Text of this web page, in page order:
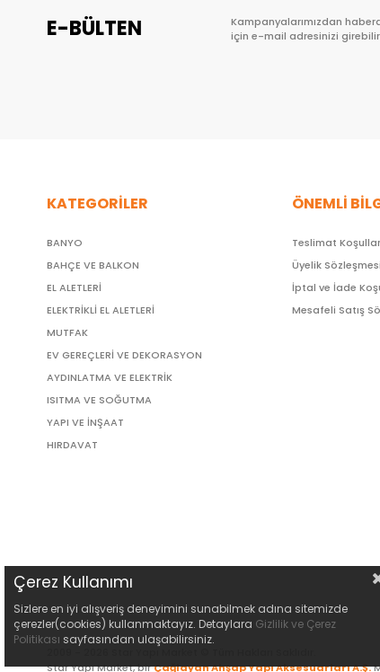
E-BÜLTEN
Kampanyalarımızdan
için e-mail adresinizi
KATEGORİLER
BANYO
BAHÇE VE BALKON
EL ALETLERİ
ELEKTRİKLİ EL ALETLERİ
MUTFAK
EV GEREÇLERİ VE DEKORASYON
AYDINLATMA VE ELEKTRİK
ISITMA VE SOĞUTMA
YAPI VE İNŞAAT
HIRDAVAT
ÖNEMLİ
Teslimat
Üyelik Sözleşmesi
İptal ve İade
Mesafeli Satış
Star Yapı Market, birÇağlayan Ahşap Yapı Aksesuarları A.Ş.
Çerez Kullanımı
Sizlere en iyi alışveriş deneyimini sunabilmek adına sitemizde
çerezler(cookies) kullanmaktayız. Detaylara Gizlilik ve Çerez
Politikası sayfasından ulaşabilirsiniz.